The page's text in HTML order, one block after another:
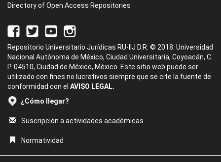
Directory of Open Access Repositories
Repositorio Universitario Jurídicas RU-IIJ D.R. © 2018. Universidad
Nacional Autónoma de México, Ciudad Universitaria, Coyoacán, C.
P. 04510, Ciudad de México, México. Este sitio web puede ser
utilizado con fines no lucrativos siempre que se cite la fuente de
conformidad con el AVISO LEGAL.
¿Cómo llegar?
Suscripción a actividades académicas
Normatividad